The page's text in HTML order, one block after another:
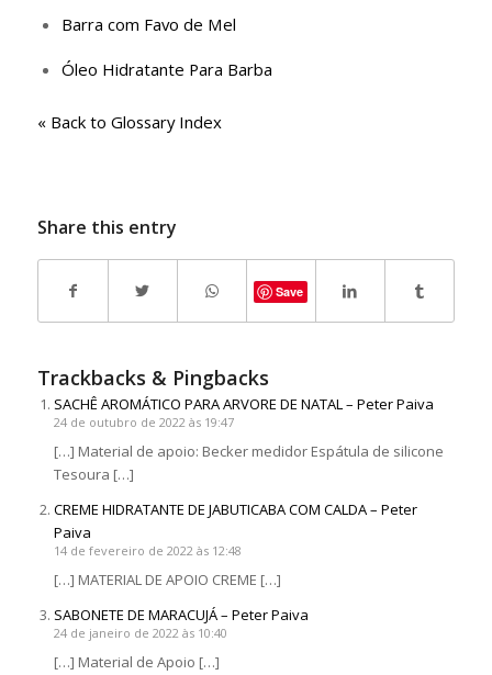
Barra com Favo de Mel
Óleo Hidratante Para Barba
« Back to Glossary Index
Share this entry
Save
Trackbacks & Pingbacks
SACHÊ AROMÁTICO PARA ARVORE DE NATAL – Peter Paiva
24 de outubro de 2022 às 19:47
[…] Material de apoio: Becker medidor Espátula de silicone
Tesoura […]
CREME HIDRATANTE DE JABUTICABA COM CALDA – Peter
Paiva
14 de fevereiro de 2022 às 12:48
[…] MATERIAL DE APOIO CREME […]
SABONETE DE MARACUJÁ – Peter Paiva
24 de janeiro de 2022 às 10:40
[…] Material de Apoio […]